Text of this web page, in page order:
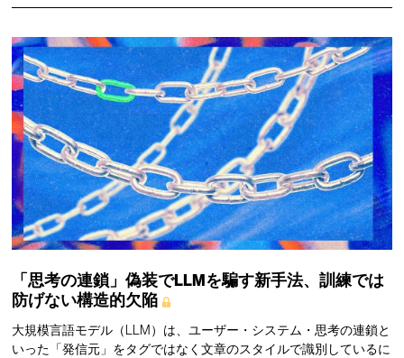
「思考の連鎖」偽装でLLMを騙す新手法、訓練では
防げない構造的欠陥
大規模言語モデル（LLM）は、ユーザー・システム・思考の連鎖と
いった「発信元」をタグではなく文章のスタイルで識別しているに